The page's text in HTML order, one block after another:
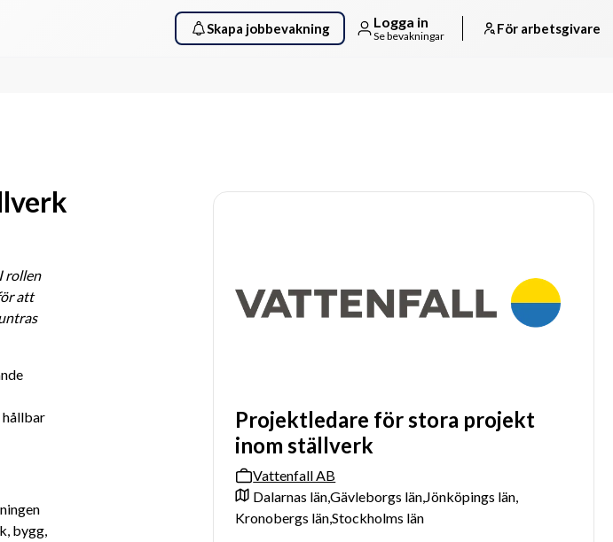
Skapa jobbevakning Logga in
Se bevakningar För arbetsgivare
rollen
att
hållbar
bygg,
Projektledare för stora projekt
inom ställverk
Vattenfall AB
Dalarnas län,Gävleborgs län,Jönköpings län,
Kronobergs län,Stockholms län